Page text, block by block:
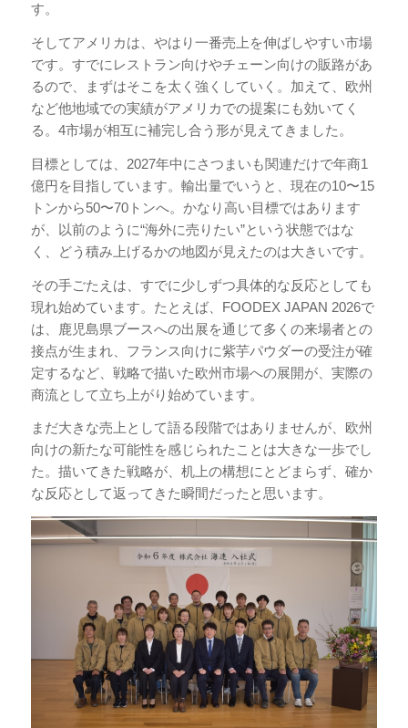
す。
そしてアメリカは、やはり一番売上を伸ばしやすい市場
です。すでにレストラン向けやチェーン向けの販路があ
るので、まずはそこを太く強くしていく。加えて、欧州
など他地域での実績がアメリカでの提案にも効いてく
る。4市場が相互に補完し合う形が見えてきました。
目標としては、2027年中にさつまいも関連だけで年商1
億円を目指しています。輸出量でいうと、現在の10〜15
トンから50〜70トンへ。かなり高い目標ではあります
が、以前のように“海外に売りたい”という状態ではな
く、どう積み上げるかの地図が見えたのは大きいです。
その手ごたえは、すでに少しずつ具体的な反応としても
現れ始めています。たとえば、FOODEX JAPAN 2026で
は、鹿児島県ブースへの出展を通じて多くの来場者との
接点が生まれ、フランス向けに紫芋パウダーの受注が確
定するなど、戦略で描いた欧州市場への展開が、実際の
商流として立ち上がり始めています。
まだ大きな売上として語る段階ではありませんが、欧州
向けの新たな可能性を感じられたことは大きな一歩でし
た。描いてきた戦略が、机上の構想にとどまらず、確か
な反応として返ってきた瞬間だったと思います。